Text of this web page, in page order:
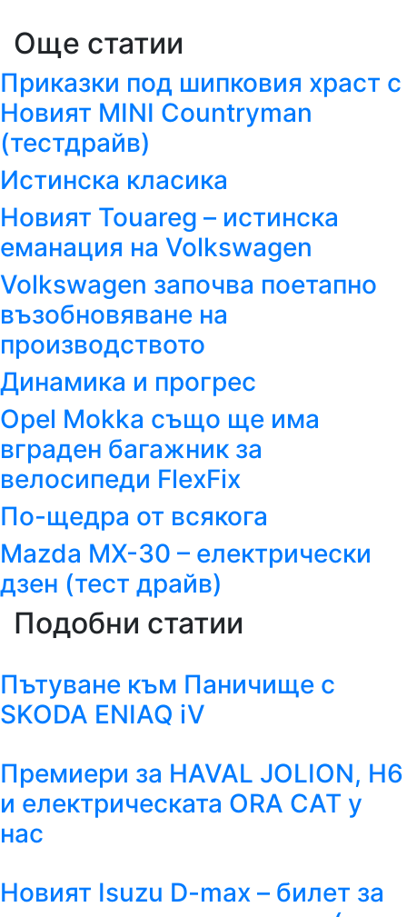
Още статии
Приказки под шипковия храст с
Новият MINI Countryman
(тестдрайв)
Истинска класика
Новият Touareg – истинска
еманация на Volkswagen
Volkswagen започва поетапно
възобновяване на
производството
Динамика и прогрес
Opel Mokka също ще има
вграден багажник за
велосипеди FlexFix
По-щедра от всякога
Mazda MX-30 – електрически
дзен (тест драйв)
Подобни статии
Пътуване към Паничище с
SKODA ENIAQ iV
Премиери за HAVAL JOLION, H6
и електрическата ORA CAT у
нас
Новият Isuzu D-max – билет за